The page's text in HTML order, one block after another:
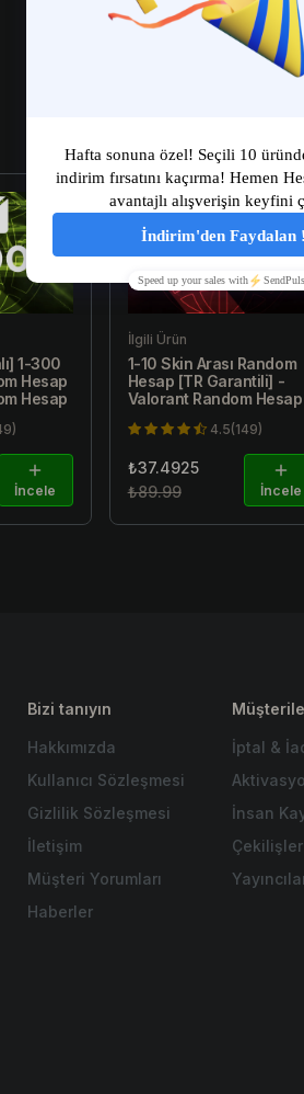
1-300
Hesap
Hesap
İncele
Sale
İlgili Ürün
1-10 Skin Arası Random
Hesap [TR Garantili] -
Valorant Random Hesap
4.5(149)
₺37.4925
₺89.99
İncele
Bizi tanıyın
Hakkımızda
Kullanıcı Sözleşmesi
Gizlilik Sözleşmesi
İletişim
Müşteri Yorumları
Haberler
İptal &
İnsan
Çekilişler